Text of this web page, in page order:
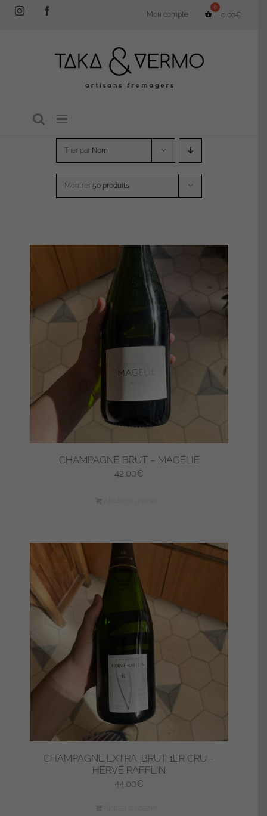
PasserInstagram Mon compte 0,00€
Trier par Nom
Montrer 50 produits
CHAMPAGNE BRUT – MAGÉLIE
42,00€
CHAMPAGNE EXTRA-BRUT 1ER CRU –
HERVÉ RAFFLIN
44,00€